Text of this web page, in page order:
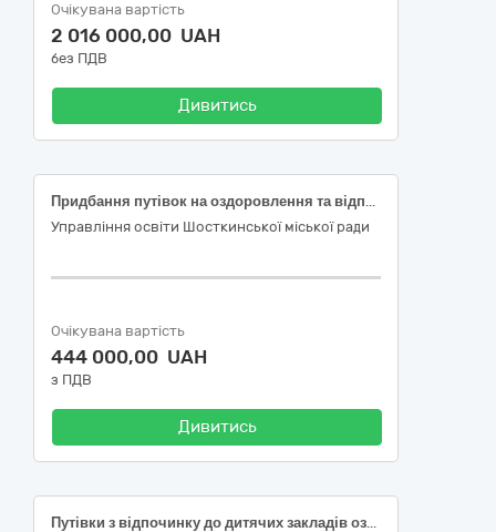
Очікувана вартість
2 016 000,00 UAH
без ПДВ
Дивитись
Придбання путівок на оздоровлення та відпочинок дітей які потребують особливої соціальної уваги та підтримки (18 путівок до Івано-Франківської області)
Управління освіти Шосткинської міської ради
Очікувана вартість
444 000,00 UAH
з ПДВ
Дивитись
Путівки з відпочинку до дитячих закладів оздоровлення та відпочинку Закарпатської області для дітей громади